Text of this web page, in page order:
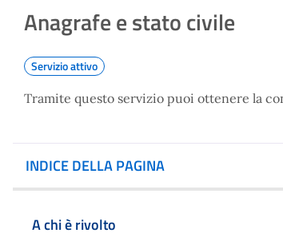
Anagrafe e stato civile
Servizio attivo
Tramite questo servizio puoi ottenere la
INDICE DELLA PAGINA
A chi è rivolto